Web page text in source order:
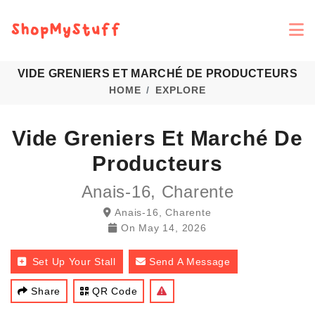
VIDE GRENIERS ET MARCHÉ DE PRODUCTEURS
HOME EXPLORE
Vide Greniers Et Marché De
Producteurs
Anais-16, Charente
Anais-16, Charente
On May 14, 2026
Set Up Your Stall Send A Message
Share QR Code